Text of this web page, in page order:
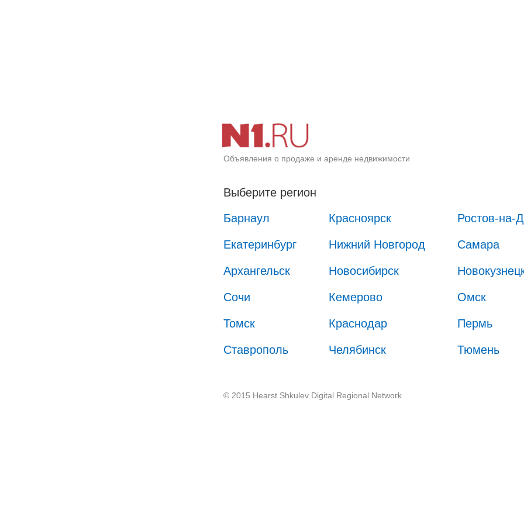
Объявления о продаже и аренде недвижимости
Выберите регион
Барнаул
Красноярск Ростов-на-
Екатеринбург Нижний Новгород Самара
Архангельск Новосибирск
Сочи Кемерово Омск
Томск Краснодар Пермь
Ставрополь Челябинск Тюмень
© 2015 Hearst Shkulev Digital Regional Network